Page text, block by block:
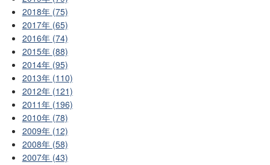
2018年 (75)
2017年 (65)
2016年 (74)
2015年 (88)
2014年 (95)
2013年 (110)
2012年 (121)
2011年 (196)
2010年 (78)
2009年 (12)
2008年 (58)
2007年 (43)